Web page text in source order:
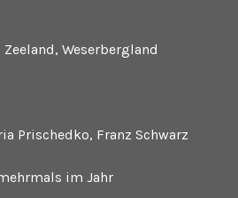
Weserbergland
Prischedko, Franz Schwarz
im Jahr